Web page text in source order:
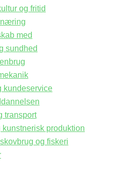
og fritid
med
sundhed
kundeservice
transport
kunstnerisk produktion
og fiskeri